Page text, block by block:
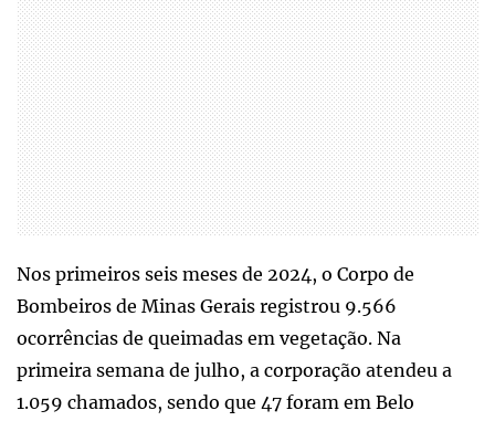
Nos primeiros seis meses de 2024, o Corpo de
Bombeiros de Minas Gerais registrou 9.566
ocorrências de queimadas em vegetação. Na
primeira semana de julho, a corporação atendeu a
1.059 chamados, sendo que 47 foram em Belo